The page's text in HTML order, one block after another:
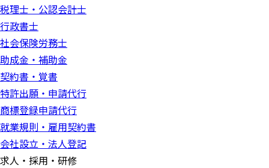
税理士・公認会計士
行政書士
社会保険労務士
助成金・補助金
契約書・覚書
特許出願・申請代行
商標登録申請代行
就業規則・雇用契約書
会社設立・法人登記
求人・採用・研修